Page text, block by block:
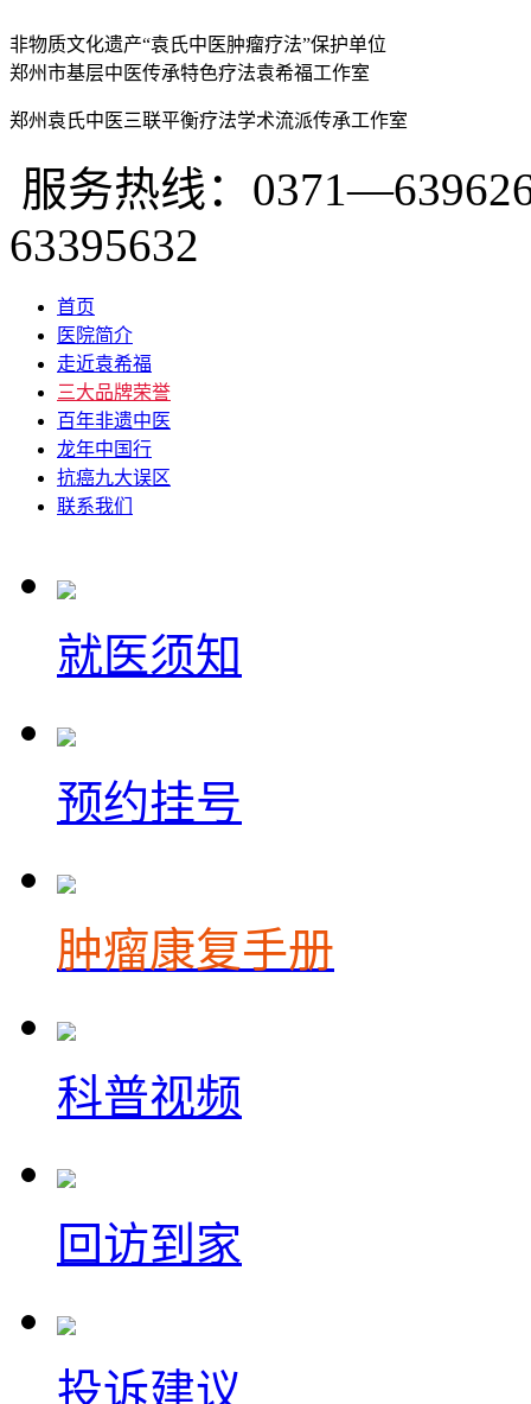
非物质文化遗产“袁氏中医肿瘤疗法”保护单位
郑州市基层中医传承特色疗法袁希福工作室
郑州袁氏中医三联平衡疗法学术流派传承工作室
服务热线：
63395632
首页
医院简介
走近袁希福
三大品牌荣誉
百年非遗中医
龙年中国行
抗癌九大误区
联系我们
就医须知
预约挂号
肿瘤康复手册
科普视频
回访到家
投诉建议